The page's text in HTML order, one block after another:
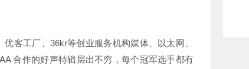
客工厂、36kr等创业服务机构媒体、以太网、
合作的好声特辑层出不穷，每个冠军选手都有